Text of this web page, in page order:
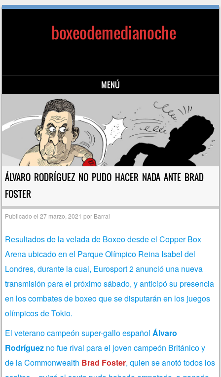
boxeodemedianoche
MENÚ
Saltar al contenido
ÁLVARO RODRÍGUEZ NO PUDO HACER NADA ANTE BRAD
FOSTER
Publicado el27 marzo, 2021 por Barral
Resultados de la velada de Boxeo desde el Copper Box
Arena ubicado en el Parque Olímpico Reina Isabel del
Londres, durante la cual, Eurosport 2 anunció una nueva
transmisión para el próximo sábado, y anticipó su presencia
en los combates de boxeo que se disputarán en los juegos
olímpicos de Tokio.
El veterano campeón super-gallo español Álvaro
Rodríguez no fue rival para el joven campeón Británico y
de la Commonwealth Brad Foster, quien se anotó todos los